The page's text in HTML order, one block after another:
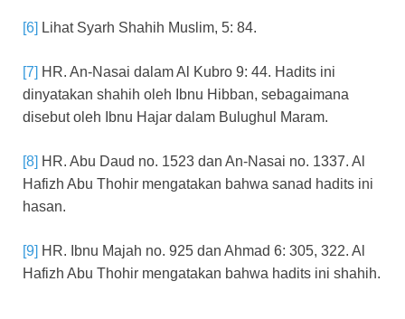
[6] Lihat Syarh Shahih Muslim, 5: 84.
[7] HR. An-Nasai dalam Al Kubro 9: 44. Hadits ini
dinyatakan shahih oleh Ibnu Hibban, sebagaimana
disebut oleh Ibnu Hajar dalam Bulughul Maram.
[8] HR. Abu Daud no. 1523 dan An-Nasai no. 1337. Al
Hafizh Abu Thohir mengatakan bahwa sanad hadits ini
hasan.
[9] HR. Ibnu Majah no. 925 dan Ahmad 6: 305, 322. Al
Hafizh Abu Thohir mengatakan bahwa hadits ini shahih.